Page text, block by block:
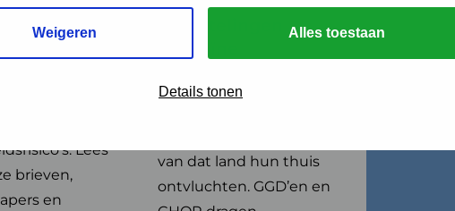
Weigeren Alles toestaan
Details tonen
Lees
brieven,
en
De verschrikkelijke
van dat land hun thuis
ontvluchten. GGD’en en